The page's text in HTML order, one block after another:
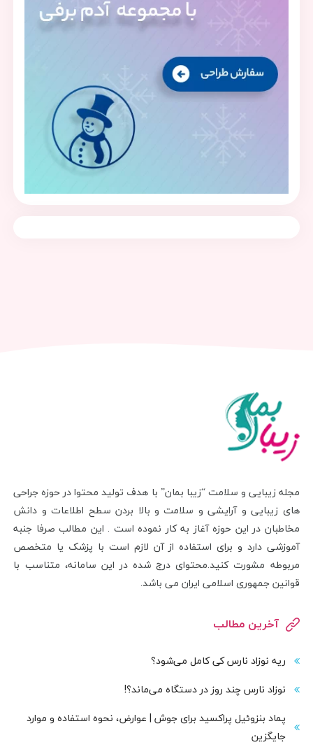
مجله زیبایی و سلامت “زیبا بمان” با هدف تولید محتوا در حوزه جراحی
های زیبایی و آرایشی و سلامت و بالا بردن سطح اطلاعات و دانش
مخاطبان در این حوزه آغاز به کار نموده است . این مطالب صرفا جنبه
آموزشی دارد و برای استفاده از آن لازم است با پزشک یا متخصص
مربوطه مشورت کنید.محتوای درج شده در این سامانه، متناسب با
قوانین جمهوری اسلامی ایران می باشد.
آخرین مطالب
ریه نوزاد نارس کی کامل می‌شود؟
نوزاد نارس چند روز در دستگاه می‌ماند؟!
پماد بنزوئیل پراکسید برای جوش | عوارض، نحوه استفاده و موارد
جایگزین